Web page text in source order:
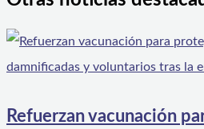
Refuerzan vacunación